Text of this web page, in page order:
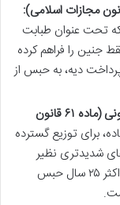
که تحت عنوان طبابت
جنین را فراهم کرده
دیه، به حبس از
توزیع گسترده دارو یا تجهیزات سقط غیرقانونی (ماده ۶۱ قانون
برای توزیع گسترده
شدیدتری نظیر
حبس درجه دو تعزیری (که حداقل ۱۵ و حداکثر ۲۵ سال حبس